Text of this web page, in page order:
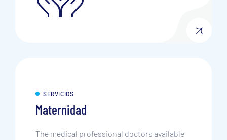
SERVICIOS
Maternidad
The medical professional doctors available